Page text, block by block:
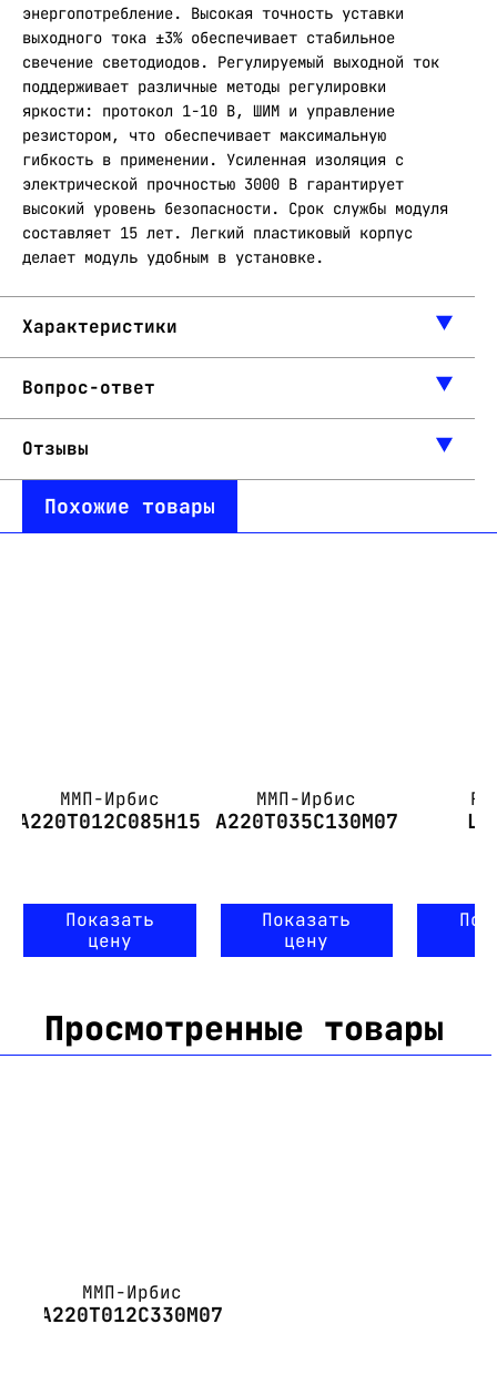
энергопотребление. Высокая точность уставки
выходного тока ±3% обеспечивает стабильное
свечение светодиодов. Регулируемый выходной ток
поддерживает различные методы регулировки
яркости: протокол 1-10 В, ШИМ и управление
резистором, что обеспечивает максимальную
гибкость в применении. Усиленная изоляция с
электрической прочностью 3000 В гарантирует
высокий уровень безопасности. Срок службы модуля
составляет 15 лет. Легкий пластиковый корпус
делает модуль удобным в установке.
Характеристики
Вопрос-ответ
Отзывы
Похожие товары
ММП-Ирбис
А220Т012С085Н15
Показать
цену
ММП-Ирбис
А220Т035С130М07
Показать
цену
Просмотренные товары
ММП-Ирбис
А220Т012С330М07